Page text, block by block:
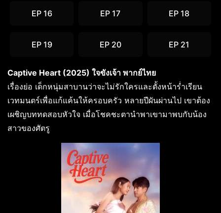
EP 16 EP 17 EP 18
EP 19 EP 20 EP 21
Captive Heart (2025) ใจขังเจ้า พากย์ไทย
เรื่องย่อ เด็กหนุ่มสาบานว่าจะไม่รักใครและตั้งหน้าร่ำเรียน
เวทมนตร์เพื่อแก้แค้นให้ครอบครัว หลายปีผันผ่านไป เขาต้อง
เผชิญบททดสอบหัวใจ เมื่อโชคชะตานำพาเขามาพบกับน้อง
สาวของศัตรู